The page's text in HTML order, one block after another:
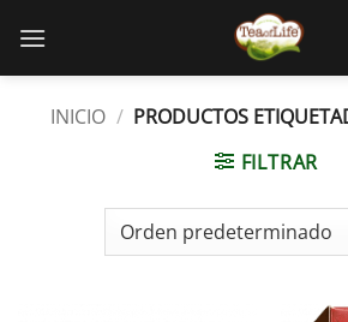
INICIO / PRODUCTOS
FILTRAR